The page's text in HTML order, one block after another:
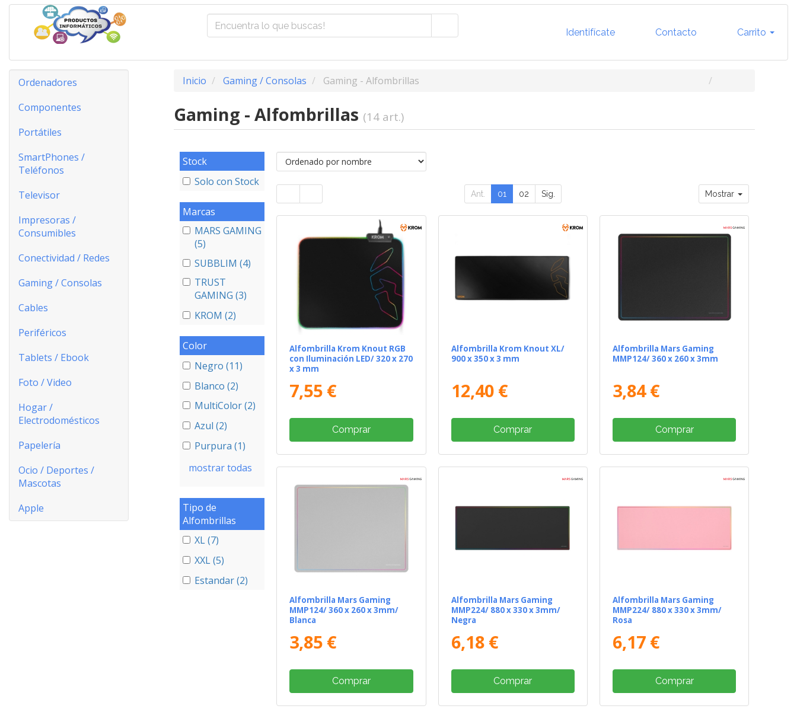
Identifícate Contacto Carrito
Ordenadores
Componentes
Portátiles
SmartPhones /
Teléfonos
Televisor
Impresoras /
Consumibles
Conectividad / Redes
Gaming / Consolas
Cables
Periféricos
Tablets / Ebook
Foto / Video
Hogar /
Electrodomésticos
Papelería
Ocio / Deportes /
Mascotas
Apple
Inicio Gaming / Consolas Gaming - Alfombrillas
Gaming - Alfombrillas (14 art.)
Stock
Solo con Stock
Marcas
MARS GAMING
(5)
SUBBLIM (4)
TRUST
GAMING (3)
KROM (2)
Color
Negro (11)
Blanco (2)
MultiColor (2)
Azul (2)
Purpura (1)
mostrar todas
Tipo de
Alfombrillas
XL (7)
XXL (5)
Estandar (2)
Ant. 01 02 Sig. Mostrar
Alfombrilla Krom Knout RGB
con Iluminación LED/ 320 x 270
x 3 mm
7,55 €
Comprar
Alfombrilla Krom Knout XL/
900 x 350 x 3 mm
12,40 €
Comprar
Alfombrilla Mars Gaming
MMP124/ 360 x 260 x 3mm
3,84 €
Comprar
Alfombrilla Mars Gaming
MMP124/ 360 x 260 x 3mm/
Blanca
3,85 €
Comprar
Alfombrilla Mars Gaming
MMP224/ 880 x 330 x 3mm/
Negra
6,18 €
Comprar
Alfombrilla Mars Gaming
MMP224/ 880 x 330 x 3mm/
Rosa
6,17 €
Comprar